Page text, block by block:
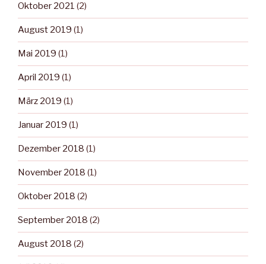
Oktober 2021 (2)
August 2019 (1)
Mai 2019 (1)
April 2019 (1)
März 2019 (1)
Januar 2019 (1)
Dezember 2018 (1)
November 2018 (1)
Oktober 2018 (2)
September 2018 (2)
August 2018 (2)